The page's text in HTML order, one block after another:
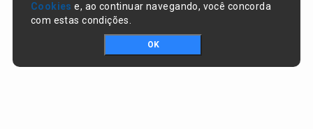
Cookies e, ao continuar navegando, você concorda
com estas condições.
OK